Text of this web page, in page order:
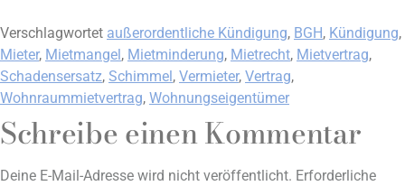
Verschlagwortet außerordentliche Kündigung, BGH, Kündigung,
Mieter, Mietmangel , Mietminderung, Mietrecht, Mietvertrag,
Schadensersatz, Schimmel , Vermieter, Vertrag,
Wohnraummietvertrag, Wohnungseigentümer
Schreibe einen Kommentar
Deine E-Mail-Adresse wird nicht veröffentlicht. Erforderliche